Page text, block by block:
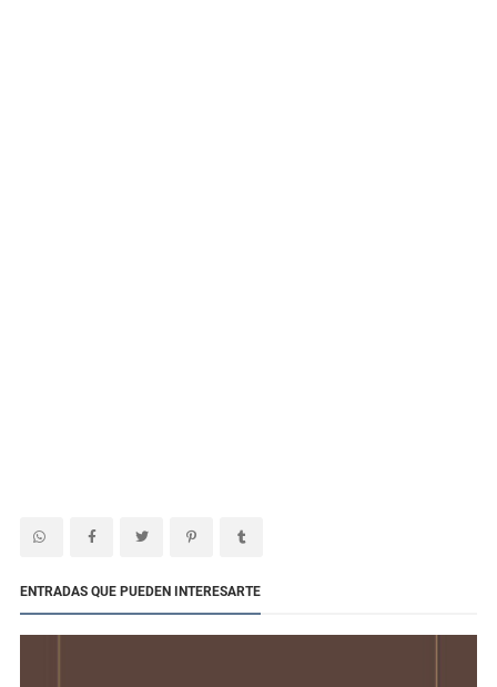
ENTRADAS QUE PUEDEN INTERESARTE